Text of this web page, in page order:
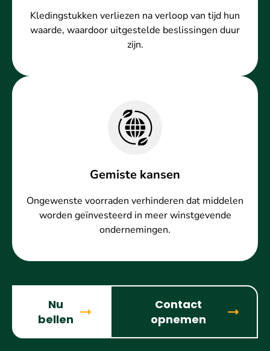
Kledingstukken verliezen na verloop van tijd hun
waarde, waardoor uitgestelde beslissingen duur
zijn.
Gemiste kansen
Ongewenste voorraden verhinderen dat middelen
worden geïnvesteerd in meer winstgevende
ondernemingen.
Nu
bellen
Contact
opnemen